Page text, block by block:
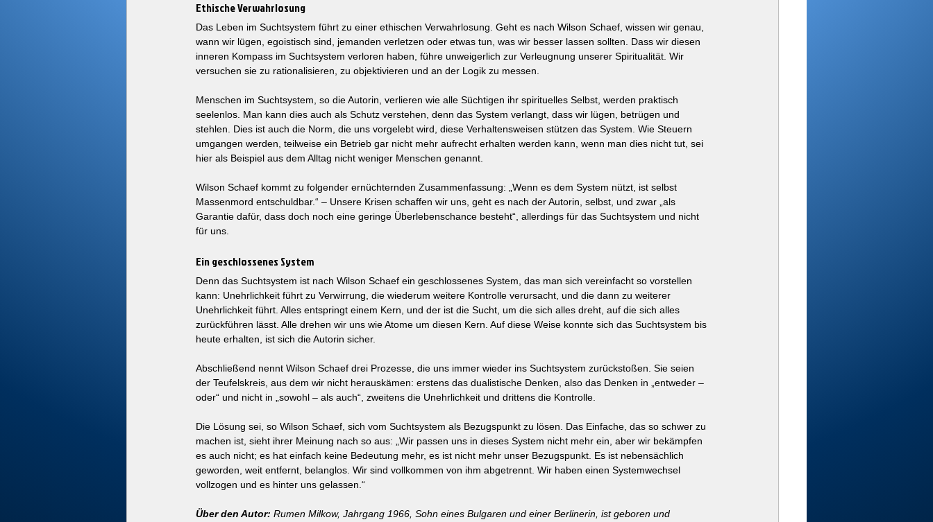
Ethische Verwahrlosung
Das Leben im Suchtsystem führt zu einer ethischen Verwahrlosung. Geht es nach Wilson Schaef, wissen wir genau,
wann wir lügen, egoistisch sind, jemanden verletzen oder etwas tun, was wir besser lassen sollten. Dass wir diesen
inneren Kompass im Suchtsystem verloren haben, führe unweigerlich zur Verleugnung unserer Spiritualität. Wir
versuchen sie zu rationalisieren, zu objektivieren und an der Logik zu messen.
Menschen im Suchtsystem, so die Autorin, verlieren wie alle Süchtigen ihr spirituelles Selbst, werden praktisch
seelenlos. Man kann dies auch als Schutz verstehen, denn das System verlangt, dass wir lügen, betrügen und
stehlen. Dies ist auch die Norm, die uns vorgelebt wird, diese Verhaltensweisen stützen das System. Wie Steuern
umgangen werden, teilweise ein Betrieb gar nicht mehr aufrecht erhalten werden kann, wenn man dies nicht tut, sei
hier als Beispiel aus dem Alltag nicht weniger Menschen genannt.
Wilson Schaef kommt zu folgender ernüchternden Zusammenfassung: „Wenn es dem System nützt, ist selbst
Massenmord entschuldbar.“ – Unsere Krisen schaffen wir uns, geht es nach der Autorin, selbst, und zwar „als
Garantie dafür, dass doch noch eine geringe Überlebenschance besteht“, allerdings für das Suchtsystem und nicht
für uns.
Ein geschlossenes System
Denn das Suchtsystem ist nach Wilson Schaef ein geschlossenes System, das man sich vereinfacht so vorstellen
kann: Unehrlichkeit führt zu Verwirrung, die wiederum weitere Kontrolle verursacht, und die dann zu weiterer
Unehrlichkeit führt. Alles entspringt einem Kern, und der ist die Sucht, um die sich alles dreht, auf die sich alles
zurückführen lässt. Alle drehen wir uns wie Atome um diesen Kern. Auf diese Weise konnte sich das Suchtsystem bis
heute erhalten, ist sich die Autorin sicher.
Abschließend nennt Wilson Schaef drei Prozesse, die uns immer wieder ins Suchtsystem zurückstoßen. Sie seien
der Teufelskreis, aus dem wir nicht herauskämen: erstens das dualistische Denken, also das Denken in „entweder –
oder“ und nicht in „sowohl – als auch“, zweitens die Unehrlichkeit und drittens die Kontrolle.
Die Lösung sei, so Wilson Schaef, sich vom Suchtsystem als Bezugspunkt zu lösen. Das Einfache, das so schwer zu
machen ist, sieht ihrer Meinung nach so aus: „Wir passen uns in dieses System nicht mehr ein, aber wir bekämpfen
es auch nicht; es hat einfach keine Bedeutung mehr, es ist nicht mehr unser Bezugspunkt. Es ist nebensächlich
geworden, weit entfernt, belanglos. Wir sind vollkommen von ihm abgetrennt. Wir haben einen Systemwechsel
vollzogen und es hinter uns gelassen.“
Über den Autor: Rumen Milkow, Jahrgang 1966, Sohn eines Bulgaren und einer Berlinerin, ist geboren und